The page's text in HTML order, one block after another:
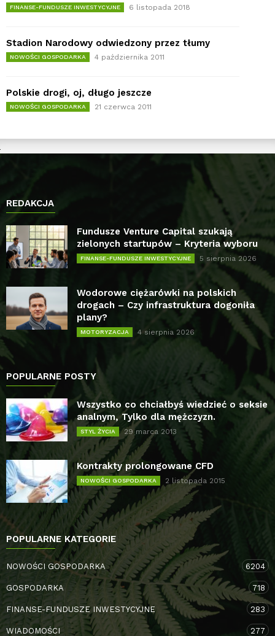
FINANSE-FUNDUSZE INWESTYCYJNE 6 listopada 2018
Stadion Narodowy odwiedzony przez tłumy
NOWOŚCI GOSPODARKA 4 października 2011
Polskie drogi, oj, długo jeszcze
NOWOŚCI GOSPODARKA 21 czerwca 2011
REDAKCJA
Fundusze Venture Capital szukają
zielonych startupów – Kryteria wyboru
FINANSE-FUNDUSZE INWESTYCYJNE 5 sierpnia 2026
Wodorowe ciężarówki na polskich
drogach – Czy infrastruktura dogoniła
plany?
MOTORYZACJA 4 sierpnia 2026
POPULARNE POSTY
Wszystko co chciałbyś wiedzieć o seksie
analnym, Tylko dla mężczyzn.
STYL ŻYCIA 29 marca 2013
Kontrakty prolongowane CFD
NOWOŚCI GOSPODARKA 2 listopada 2015
POPULARNE KATEGORIE
NOWOŚCI GOSPODARKA 6204
GOSPODARKA 718
FINANSE-FUNDUSZE INWESTYCYJNE 283
WIADOMOŚCI 277